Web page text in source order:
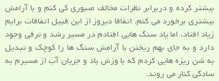
بیشتر کرده و دربرابر نظرات مخالف صبوری کی کنم و با آرامش
بیشتری برخورد می کنم. اتفاقا دیروز از این قبیل اتفاقات برایم
زیاد افتاد، اما یاد سنگ هایی افتادم در مسیر رشد و ترقی وجود
دارد و به جای بهم ریختن با آرامش سنگ ها را کوچک و تبدیل
به شن ریزه هایی کردم که با وزش باد و جریان آب از مسیرم به
سادگی کنار می روند.